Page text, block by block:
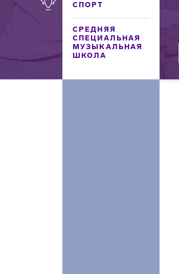
СПОРТ
СРЕДНЯЯ
СПЕЦИАЛЬНАЯ
МУЗЫКАЛЬНАЯ
ШКОЛА